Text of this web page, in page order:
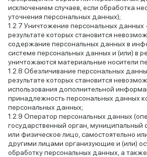
исключением случаев, если обработка
уточнения персональных данных);
Уничтожение персональных данных
результате которых становится
содержание персональных данных в
системе персональных данных и (или) в
уничтожаются материальные носители
Обезличивание персональных
результате которых становится
использования дополнительной
принадлежность персональных данных
персональных данных;
Оператор персональных данных
государственный орган, муниципальный
или физическое лицо, самостоятельно
другими лицами организующие и (или)
обработку персональных данных, а